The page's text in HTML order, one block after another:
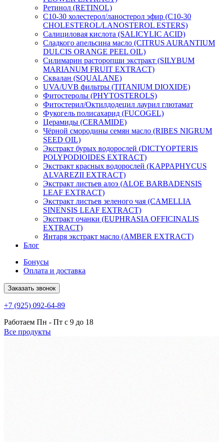
Ретинол (RETINOL)
C10-30 холестерол/ланостерол эфир (C10-30
CHOLESTEROL/LANOSTEROL ESTERS)
Салициловая кислота (SALICYLIC ACID)
Сладкого апельсина масло (CITRUS AURANTIUM
DULCIS ORANGE PEEL OIL)
Силимарин расторопши экстракт (SILYBUM
MARIANUM FRUIT EXTRACT)
Сквалан (SQUALANE)
UVA/UVB фильтры (TITANIUM DIOXIDE)
Фитостеролы (PHYTOSTEROLS)
Фитостерил/Октилдодецил лаурил глютамат
Фукогель полисахарид (FUCOGEL)
Церамиды (CERAMIDE)
Чёрной смородины семян масло (RIBES NIGRUM
SEED OIL)
Экстракт бурых водорослей (DICTYOPTERIS
POLYPODIOIDES EXTRACT)
Экстракт красных водорослей (KAPPAPHYCUS
ALVAREZII EXTRACT)
Экстракт листьев алоэ (ALOE BARBADENSIS
LEAF EXTRACT)
Экстракт листьев зеленого чая (CAMELLIA
SINENSIS LEAF EXTRACT)
Экстракт очанки (EUPHRASIA OFFICINALIS
EXTRACT)
Янтаря экстракт масло (AMBER EXTRACT)
Блог
Бонусы
Оплата и доставка
Заказать звонок
+7 (925) 092-64-89
Работаем Пн - Пт с 9 до 18
Все продукты